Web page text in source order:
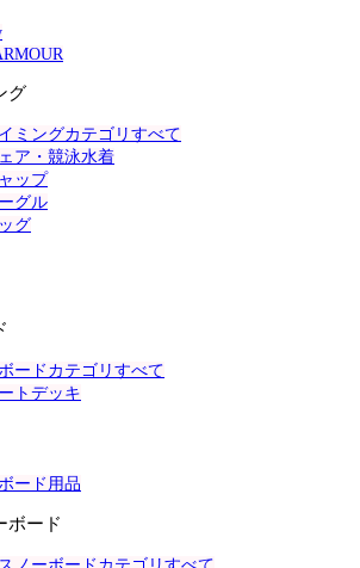
グ
ミングカテゴリすべて
ア・競泳水着
ップ
グル
グ
ードカテゴリすべて
トデッキ
ード用品
ボード